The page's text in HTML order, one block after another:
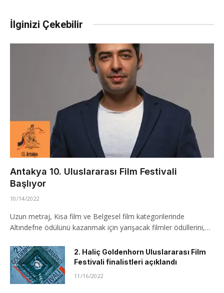
İlginizi Çekebilir
Antakya 10. Uluslararası Film Festivali
Başlıyor
10/14/2022
Uzun metraj, Kısa film ve Belgesel film kategorilerinde
Altındefne ödülünü kazanmak için yarışacak filmler ödüllerini,…
2. Haliç Goldenhorn Uluslararası Film
Festivali finalistleri açıklandı
11/16/2022